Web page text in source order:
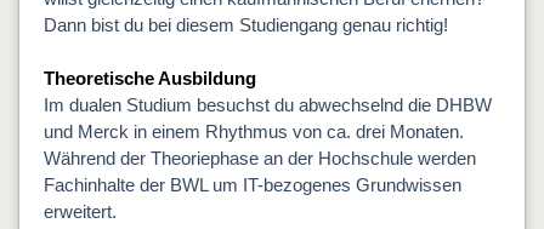
Dann bist du bei diesem Studiengang genau richtig!
Theoretische Ausbildung
Im dualen Studium besuchst du abwechselnd die DHBW
und Merck in einem Rhythmus von ca. drei Monaten.
Während der Theoriephase an der Hochschule werden
Fachinhalte der BWL um IT-bezogenes Grundwissen
erweitert.